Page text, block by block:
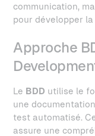
communication,
pour développer
Approche
Le BDD utilise le
une
test automatisé.
assure une